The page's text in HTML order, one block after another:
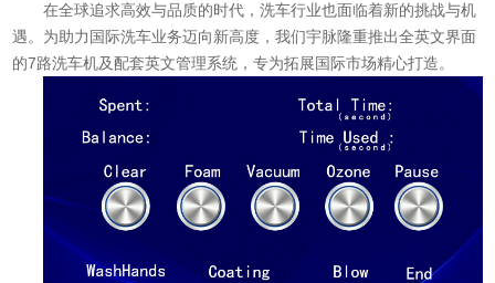
在全球追求高效与品质的时代，洗车行业也面临着新的挑战与机
遇。为助力国际洗车业务迈向新高度，我们宇脉隆重推出全英文界面
的7路洗车机及配套英文管理系统，专为拓展国际市场精心打造。